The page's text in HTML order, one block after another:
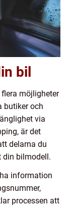
bil
möjligheter
butiker och
via
är det
delarna du
din bilmodell.
information
processen att